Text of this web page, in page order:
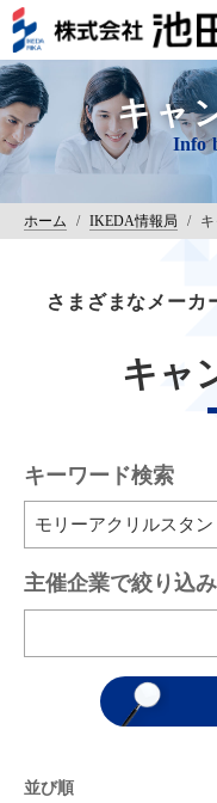
キャ
ホーム / IKEDA情報局 /
さまざまなメーカ
キャ
キーワード検索
主催企業で絞り込み
並び順